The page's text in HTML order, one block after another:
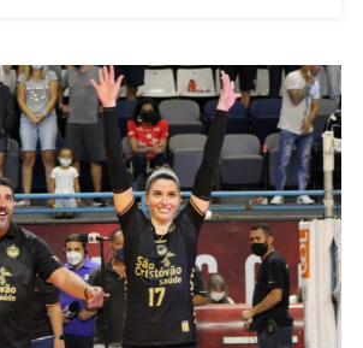
Casa